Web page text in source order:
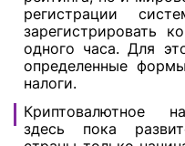
регистрации
зарегистрировать
одного часа. Для
определенные
налоги.
Криптовалютное
здесь пока